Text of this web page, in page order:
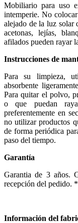
Mobiliario para uso
intemperie. No
alejado de la luz solar
acetonas, lejías,
afilados pueden rayar
Instrucciones de
Para su limpieza,
absorbente
Para quitar el polvo,
o que puedan
preferentemente en
no utilizar productos
de forma periódica
paso del tiempo.
Garantía
Garantia de 3 años.
recepción del pedido.
Información del